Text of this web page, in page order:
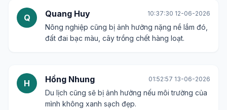
Q Quang Huy 10:37:30 12-06-2026
Nông nghiệp cũng bị ảnh hưởng nặng nề lắm đó,
đất đai bạc màu, cây trồng chết hàng loạt.
H Hồng Nhung 01:52:57 13-06-2026
Du lịch cũng sẽ bị ảnh hưởng nếu môi trường của
mình không xanh sạch đẹp.